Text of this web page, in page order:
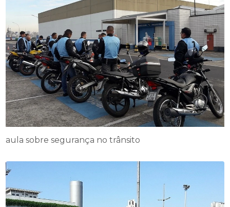
aula sobre segurança no trânsito